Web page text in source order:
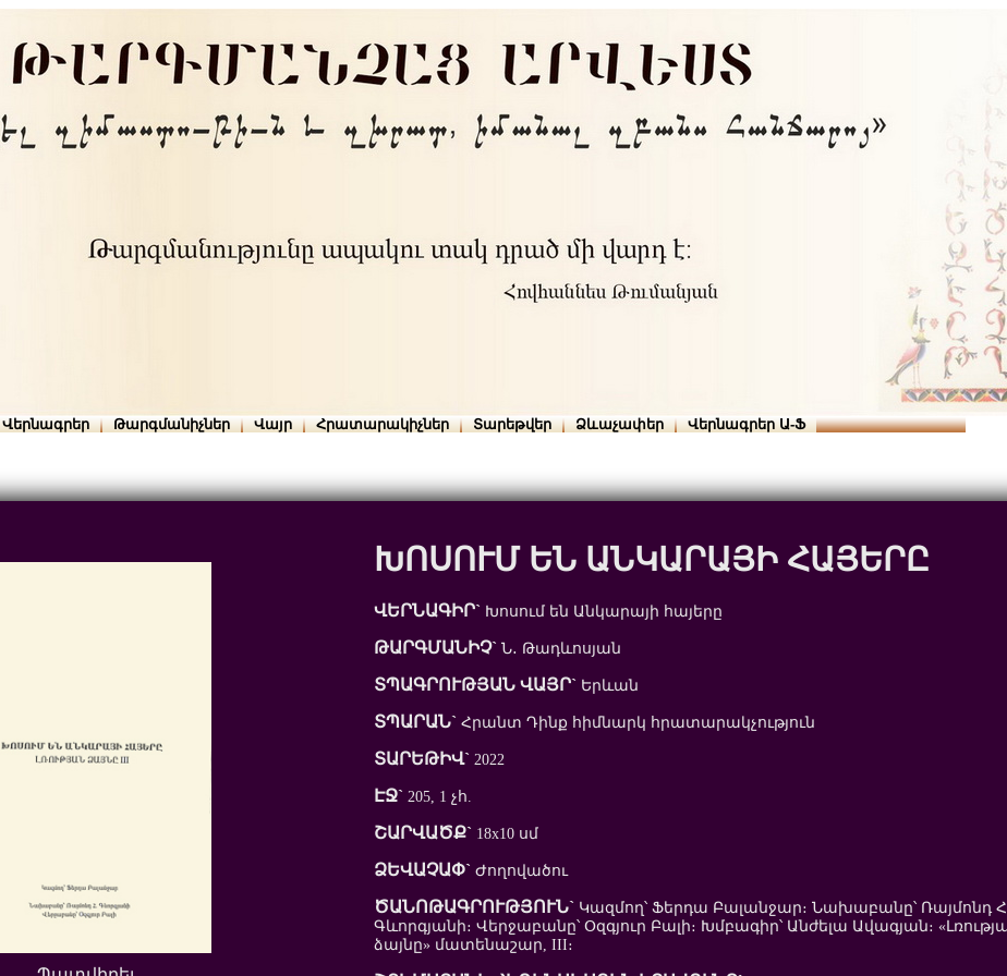
Վերնագրեր Թարգմանիչներ Վայր Հրատարակիչներ Տարեթվեր Ձևաչափեր Վերնագրեր Ա-Ֆ
ԽՈՍՈՒՄ ԵՆ ԱՆԿԱՐԱՅԻ ՀԱՅԵՐԸ
ՎԵՐՆԱԳԻՐ` Խոսում են Անկարայի հայերը
ԹԱՐԳՄԱՆԻՉ` Ն․ Թադևոսյան
ՏՊԱԳՐՈՒԹՅԱՆ ՎԱՅՐ` Երևան
ՏՊԱՐԱՆ` Հրանտ Դինք հիմնարկ հրատարակչություն
ՏԱՐԵԹԻՎ` 2022
ԷՋ` 205, 1 չհ.
ՇԱՐՎԱԾՔ` 18x10 սմ
ՁԵՎԱՉԱՓ` Ժողովածու
ԾԱՆՈԹԱԳՐՈՒԹՅՈՒՆ` Կազմող՝ Ֆերդա Բալանջար։ Նախաբանը՝ Ռայմոնդ
Գևորգյանի։ Վերջաբանը՝ Օզգյուր Բալի։ Խմբագիր՝ Անժելա Ավագյան։
ձայնը» մատենաշար, III։